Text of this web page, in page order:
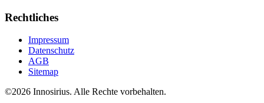
Rechtliches
Impressum
Datenschutz
AGB
Sitemap
©2026 Innosirius. Alle Rechte vorbehalten.